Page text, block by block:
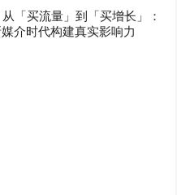
「买流量」到「买增长」：
介时代构建真实影响力